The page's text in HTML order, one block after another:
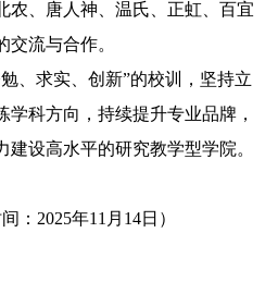
农、唐人神、温氏、正虹、百宜
交流与合作。
、求实、创新”的校训，坚持立
科方向，持续提升专业品牌，
设高水平的研究教学型学院。
：2025年11月14日）